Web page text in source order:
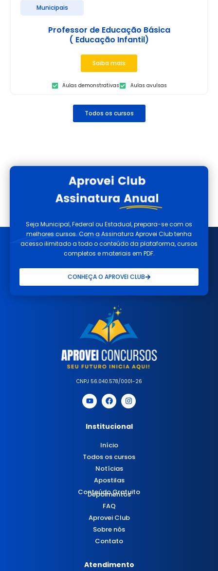
Municipais
Professor de Educação Básica
( Educação Infantil)
Saiba mais
Aulas demonstrativas Aulas avulsas
Todos os cursos
Seja Municipal, Federal ou Estadual, prepara-se com os
melhores cursos. Com a Assinatura Aprovei Club tenha
acesso ilimitado a todo o conteúdo da plataforma, cursos
completos e materiais em PDF.
CONHEÇA O APROVEI CLUB
CNPJ 56.040.578/0001-26
Institucional
Início
Todos os cursos
Notícias
Apostilas
Conteúdo Gratuito
Depoimentos
FAQ
Aprovei Club
Sobre nós
Contato
Atendimento